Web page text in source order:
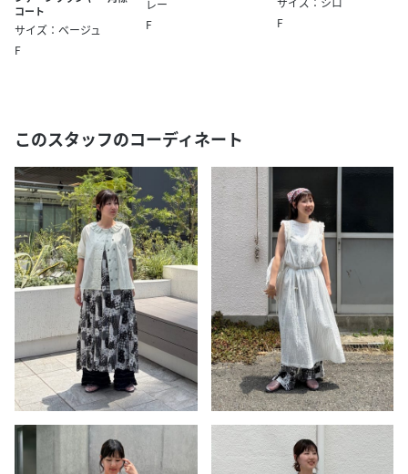
コート
サイズ：ベージュ
F
レー
F
F
このスタッフのコーディネート